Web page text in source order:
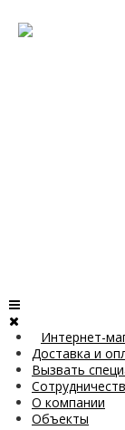
Интернет-
Доставка и
Вызвать
О компании
Объекты